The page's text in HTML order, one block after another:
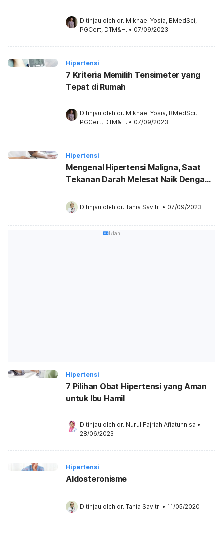
Ditinjau oleh dr. Mikhael Yosia, BMedSci,
PGCert, DTM&H. • 07/09/2023
Hipertensi
7 Kriteria Memilih Tensimeter yang
Tepat di Rumah
Ditinjau oleh dr. Mikhael Yosia, BMedSci,
PGCert, DTM&H. • 07/09/2023
Hipertensi
Mengenal Hipertensi Maligna, Saat
Tekanan Darah Melesat Naik Dengan
Ditinjau oleh dr. Tania Savitri • 07/09/2023
Iklan
Hipertensi
7 Pilihan Obat Hipertensi yang Aman
untuk Ibu Hamil
Ditinjau oleh dr. Nurul Fajriah Afiatunnisa •
28/06/2023
Hipertensi
Aldosteronisme
Ditinjau oleh dr. Tania Savitri • 11/05/2020